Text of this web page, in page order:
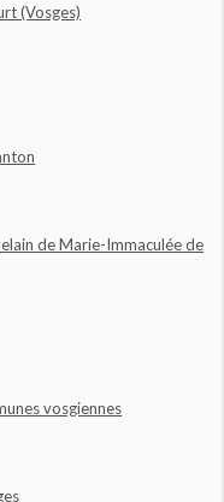
(Vosges)
de Marie-Immaculée de
vosgiennes